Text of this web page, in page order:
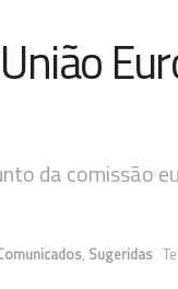
da comissão
, Sugeridas